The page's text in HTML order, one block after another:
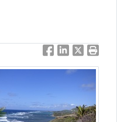
FacebookLinkedIn
Twitter